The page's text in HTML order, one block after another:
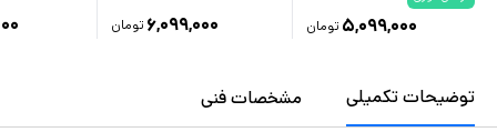
۵,۰۹۹,۰۰۰ تومان ۶,۰۹۹,۰۰۰ تومان
توضیحات تکمیلی مشخصات فنی